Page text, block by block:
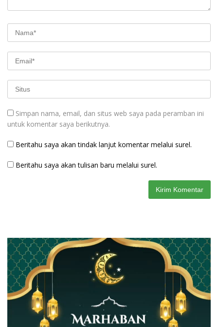
Simpan nama, email, dan situs web saya pada peramban ini
untuk komentar saya berikutnya.
Beritahu saya akan tindak lanjut komentar melalui surel.
Beritahu saya akan tulisan baru melalui surel.